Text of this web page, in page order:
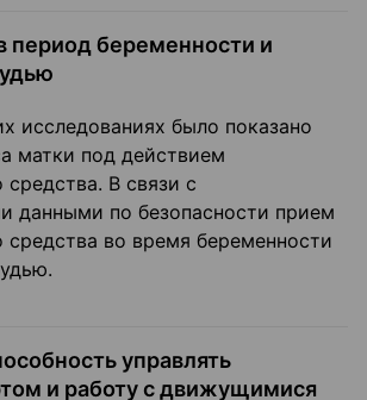
период беременности и
исследованиях было показано
матки под действием
средства. В связи с
данными по безопасности прием
средства во время беременности
управлять
и работу с движущимися